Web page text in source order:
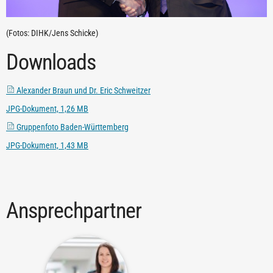
(Fotos: DIHK/Jens Schicke)
Downloads
Alexander Braun und Dr. Eric Schweitzer
JPG-Dokument, 1,26 MB
Gruppenfoto Baden-Württemberg
JPG-Dokument, 1,43 MB
Ansprechpartner